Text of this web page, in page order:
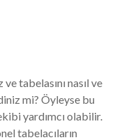
tabelasını nasıl ve
mi? Öyleyse bu
yardımcı olabilir.
tabelacıların